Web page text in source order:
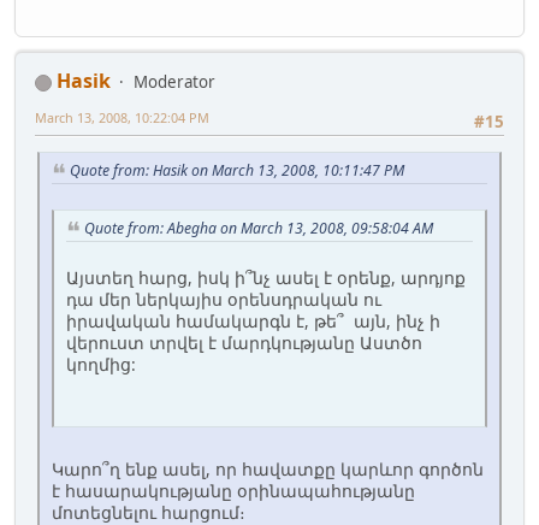
Hasik
Moderator
#15
March 13, 2008, 10:22:04 PM
Quote from: Hasik on March 13, 2008, 10:11:47 PM
Quote from: Abegha on March 13, 2008, 09:58:04 AM
Այստեղ հարց, իսկ ի՞նչ ասել է օրենք, արդյոք
դա մեր ներկայիս օրենսդրական ու
իրավական համակարգն է, թե՞ այն, ինչ ի
վերուստ տրվել է մարդկությանը Աստծո
կողմից:
Կարո՞ղ ենք ասել, որ հավատքը կարևոր գործոն
է հասարակությանը օրինապահությանը
մոտեցնելու հարցում։